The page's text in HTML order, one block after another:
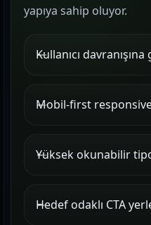
yapıya sahip oluyor.
Kullanıcı
Mobil-first responsive
Yüksek okunabilir
Hedef odaklı CTA